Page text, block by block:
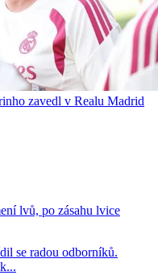
zavedl v Realu Madrid
lvů, po zásahu lvice
se radou odborníků.